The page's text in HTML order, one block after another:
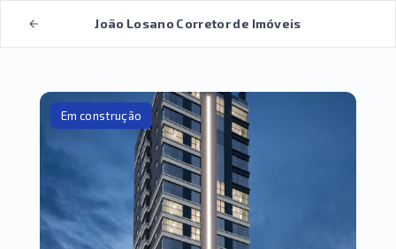
João Losano Corretor de Imóveis
Em construção